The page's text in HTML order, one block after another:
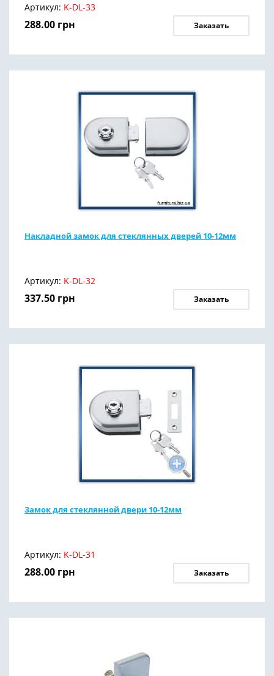
Артикул: K-DL-33
288.00 грн Заказать
Накладной замок для стеклянных дверей 10-12мм
Артикул: K-DL-32
337.50 грн Заказать
Замок для стеклянной двери 10-12мм
Артикул: K-DL-31
288.00 грн Заказать